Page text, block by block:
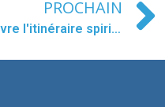
PROCHAIN
Vivre l'itinéraire spirituel en communion